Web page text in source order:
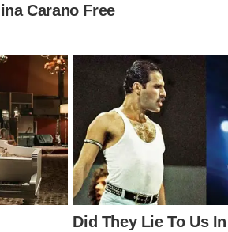
อง
รลงทะเบียนและช่วง Lecture ที่เปิดโอ
าสู่งานช่วงค่ำที่เต็มไปด้วยบรรยากาศ
ยแขกรับเชิญพิเศษ นิว นภัสสร ที่มาร่วม
พลังและอบอุ่น ทำให้ผู้ร่วมงานรู้สึกผ่อ
Carano Free
Did They Lie To Us